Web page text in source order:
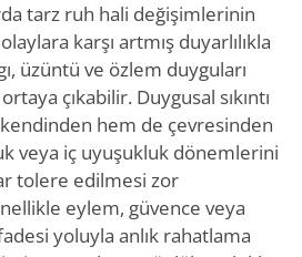
tarz ruh hali değişimlerinin
olaylara karşı artmış duyarlılıkla
üzüntü ve özlem duyguları
çıkabilir. Duygusal sıkıntı
hem de çevresinden
veya iç uyuşukluk dönemlerini
tolere edilmesi zor
eylem, güvence veya
yoluyla anlık rahatlama